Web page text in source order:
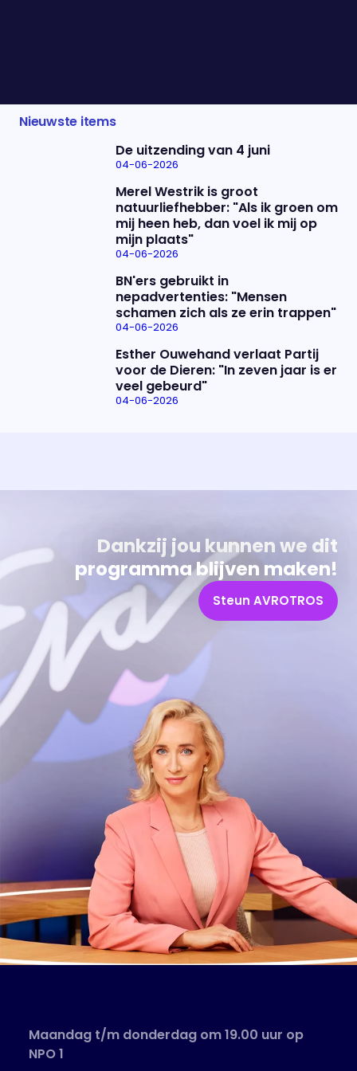
Nieuwste items
De uitzending van 4 juni
04-06-2026
Merel Westrik is groot
natuurliefhebber: "Als ik groen om
mij heen heb, dan voel ik mij op
mijn plaats"
04-06-2026
BN'ers gebruikt in
nepadvertenties: "Mensen
schamen zich als ze erin trappen"
04-06-2026
Esther Ouwehand verlaat Partij
voor de Dieren: "In zeven jaar is er
veel gebeurd"
04-06-2026
Dankzij jou kunnen we dit
programma blijven maken!
Steun AVROTROS
Maandag t/m donderdag om 19.00 uur op
NPO 1